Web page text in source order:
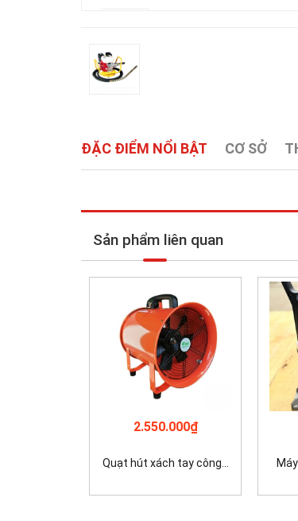
ĐẶC ĐIỂM NỔI BẬT CƠ SỞ
Sản phẩm liên quan
2.550.000₫
Quạt hút xách tay công...